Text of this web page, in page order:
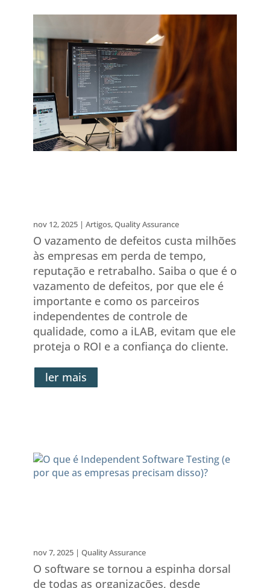
nov 12, 2025| Artigos,Quality Assurance
O vazamento de defeitos custa milhões
às empresas em perda de tempo,
reputação e retrabalho. Saiba o que é o
vazamento de defeitos, por que ele é
importante e como os parceiros
independentes de controle de
qualidade, como a iLAB, evitam que ele
proteja o ROI e a confiança do cliente.
ler mais
nov 7, 2025| Quality Assurance
O software se tornou a espinha dorsal
de todas as organizações, desde